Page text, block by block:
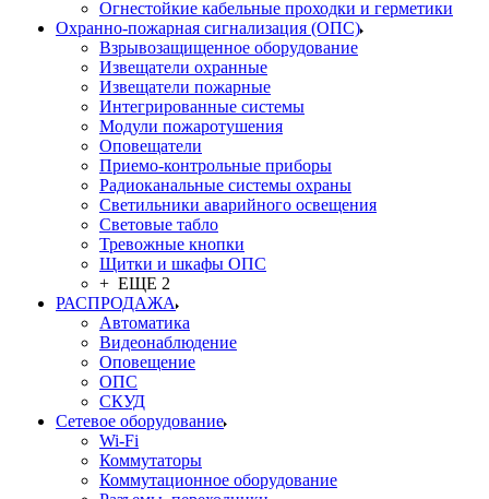
Огнестойкие кабельные проходки и герметики
Охранно-пожарная сигнализация (ОПС)
Взрывозащищенное оборудование
Извещатели охранные
Извещатели пожарные
Интегрированные системы
Модули пожаротушения
Оповещатели
Приемо-контрольные приборы
Радиоканальные системы охраны
Светильники аварийного освещения
Световые табло
Тревожные кнопки
Щитки и шкафы ОПС
+ ЕЩЕ 2
РАСПРОДАЖА
Автоматика
Видеонаблюдение
Оповещение
ОПС
СКУД
Сетевое оборудование
Wi-Fi
Коммутаторы
Коммутационное оборудование